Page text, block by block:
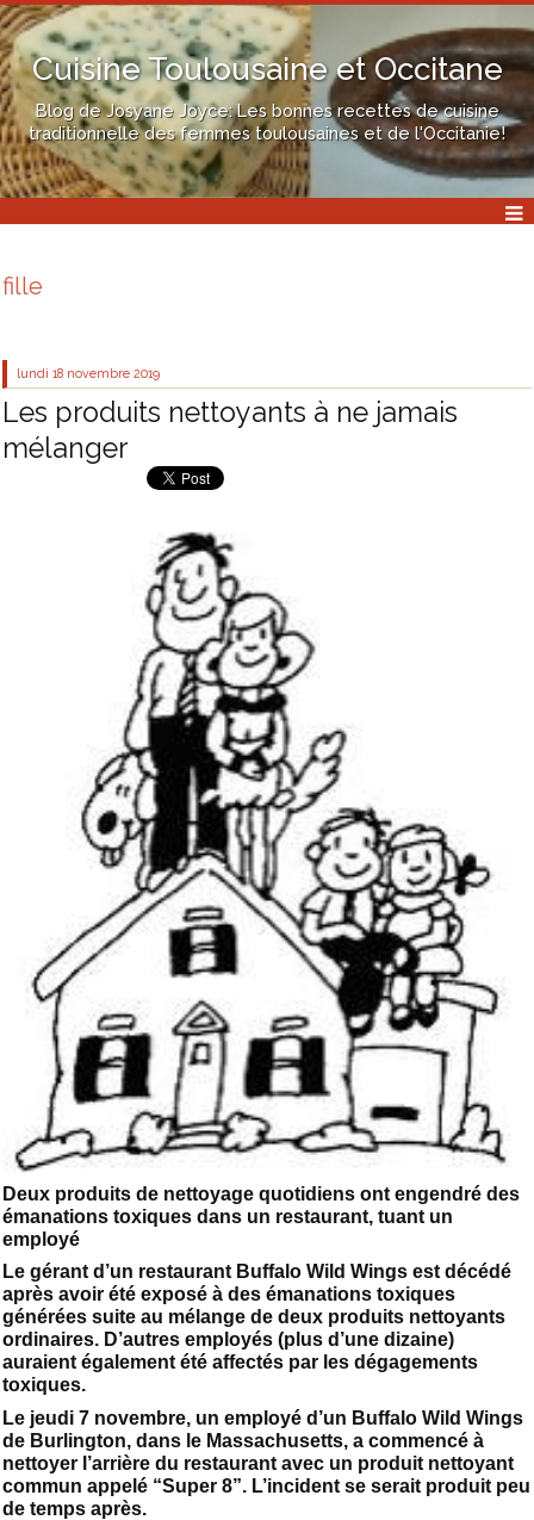
Cuisine Toulousaine et Occitane
Blog de Josyane Joyce: Les bonnes recettes de cuisine
traditionnelle des femmes toulousaines et de l'Occitanie!
fille
lundi 18 novembre 2019
Les produits nettoyants à ne jamais
mélanger
Deux produits de nettoyage quotidiens ont engendré des
émanations toxiques dans un restaurant, tuant un
employé
Le gérant d’un restaurant Buffalo Wild Wings est décédé
après avoir été exposé à des émanations toxiques
générées suite au mélange de deux produits nettoyants
ordinaires. D’autres employés (plus d’une dizaine)
auraient également été affectés par les dégagements
toxiques.
Le jeudi 7 novembre, un employé d’un Buffalo Wild Wings
de Burlington, dans le Massachusetts, a commencé à
nettoyer l’arrière du restaurant avec un produit nettoyant
commun appelé “Super 8”. L’incident se serait produit peu
de temps après.